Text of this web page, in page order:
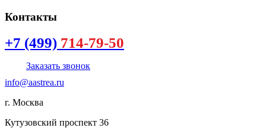
Контакты
+7 (499) 714-79-50
Заказать звонок
info@aastrea.ru
г. Москва
Кутузовский проспект 36